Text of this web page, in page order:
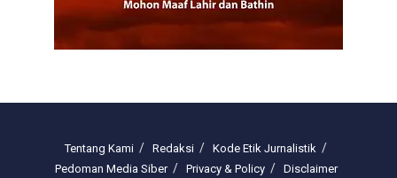
Tentang Kami Redaksi
Kode Etik Jurnalistik
Pedoman Media Siber
Privacy & Policy Disclaimer